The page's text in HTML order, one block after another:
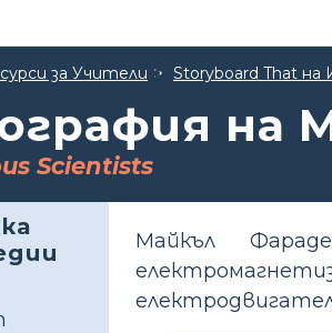
за Учители Storyboard That
на
Scientists
Майкъл